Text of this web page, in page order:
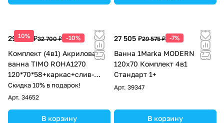
10%
29 430 ₽32 700 ₽ -10%
Комплект (4в1) Акриловая
ванна TIMO ROHA1270
120*70*58+каркас+слив-
перелив+фронтальная
панель
Скидка 10% в подарок!
Арт. 34652
В корзину
27 505 ₽29 575 ₽ -7%
Ванна 1Marka MODERN
120х70 Комплект 4в1
Стандарт 1+
Арт. 39347
В корзину